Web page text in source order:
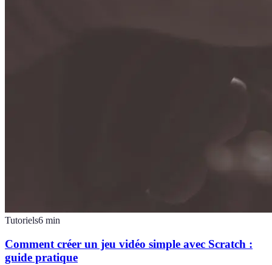
Tutoriels6 min
Comment créer un jeu vidéo simple avec Scratch :
guide pratique